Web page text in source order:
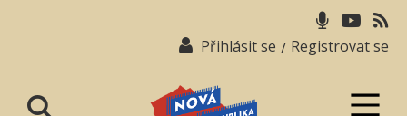
Přihlásit se / Registrovat se